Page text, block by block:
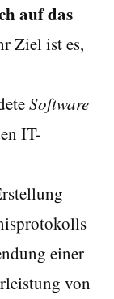
auf das
Ziel ist es,
Software
IT-
einer
von